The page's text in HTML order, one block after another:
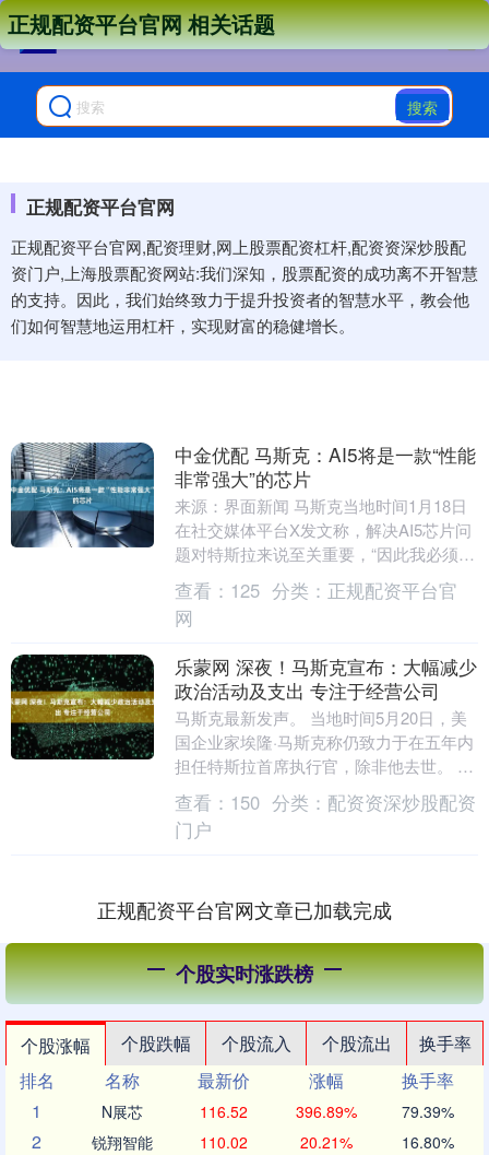
搜索
正规配资平台官网
正规配资平台官网,配资理财,网上股票配资杠杆,配资资深炒股配
资门户,上海股票配资网站:我们深知，股票配资的成功离不开智慧
的支持。因此，我们始终致力于提升投资者的智慧水平，教会他
们如何智慧地运用杠杆，实现财富的稳健增长。
正规配资平台官网 相关话题
中金优配 马斯克：AI5将是一款“性能
非常强大”的芯片
来源：界面新闻 马斯克当地时间1月18日
在社交媒体平台X发文称，解决AI5芯片问
题对特斯拉来说至关重要，“因此我必须让
两个团队都专注于这款芯片的研发，而且
我本人....
查看： 125 分类： 正规配资平台官
网
乐蒙网 深夜！马斯克宣布：大幅减少
政治活动及支出 专注于经营公司
马斯克最新发声。 当地时间5月20日，美
国企业家埃隆·马斯克称仍致力于在五年内
担任特斯拉首席执行官，除非他去世。 此
外，据CNBC报道，马斯克还表示，未来
计划 ....
查看： 150 分类： 配资资深炒股配资
门户
正规配资平台官网文章已加载完成
个股实时涨跌榜
个股涨幅 个股跌幅 个股流入 个股流出
换手率
排名
名称 最新价 涨幅
换手率
1
N展芯 116.52 396.89% 79.39%
2 锐翔智能 110.02 20.21% 16.80%